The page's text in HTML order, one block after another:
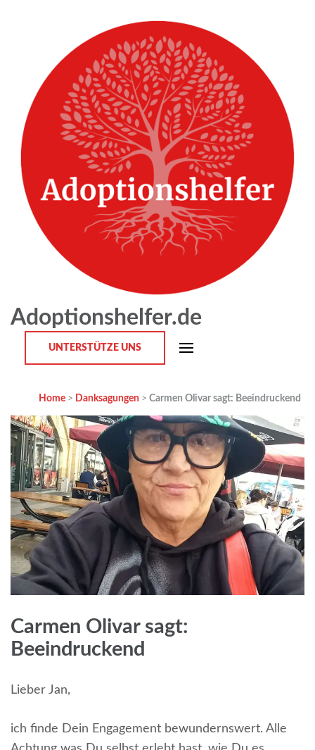
Adoptionshelfer.de
UNTERSTÜTZE UNS
Home > Danksagungen > Carmen Olivar sagt: Beeindruckend
Carmen Olivar sagt:
Beeindruckend
Lieber Jan,
ich finde Dein Engagement bewundernswert. Alle